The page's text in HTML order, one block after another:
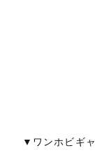
▼ワンホビギ